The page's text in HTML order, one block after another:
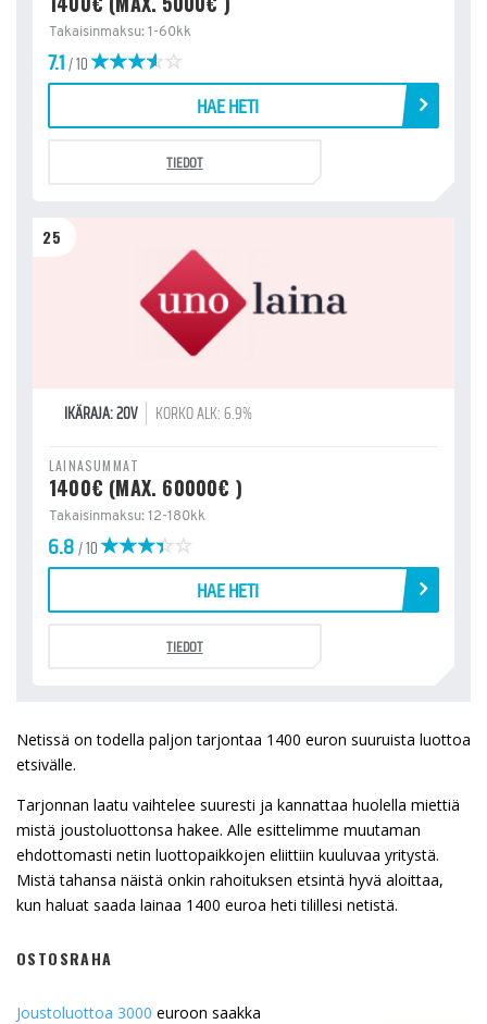
Takaisinmaksu: 1-60kk
7.1/ 10
HAE HETI
TIEDOT
25
IKÄRAJA: 20V KORKO ALK: 6.9%
LAINASUMMAT
1400€ (MAX. 60000€ )
Takaisinmaksu: 12-180kk
6.8/ 10
HAE HETI
TIEDOT
Netissä on todella paljon tarjontaa 1400 euron suuruista luottoa
etsivälle.
Tarjonnan laatu vaihtelee suuresti ja kannattaa huolella miettiä
mistä joustoluottonsa hakee. Alle esittelimme muutaman
ehdottomasti netin luottopaikkojen eliittiin kuuluvaa yritystä.
Mistä tahansa näistä onkin rahoituksen etsintä hyvä aloittaa,
kun haluat saada lainaa 1400 euroa heti tilillesi netistä.
OSTOSRAHA
Joustoluottoa 3000 euroon saakka